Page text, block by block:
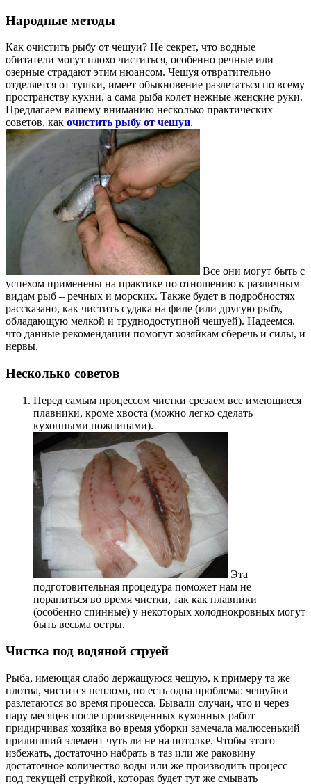
Народные методы
Как очистить рыбу от чешуи? Не секрет, что водные
обитатели могут плохо чиститься, особенно речные или
озерные страдают этим нюансом. Чешуя отвратительно
отделяется от тушки, имеет обыкновение разлетаться по всему
пространству кухни, а сама рыба колет нежные женские руки.
Предлагаем вашему вниманию несколько практических
советов, как очистить рыбу от чешуи.
Все они могут быть с
успехом применены на практике по отношению к различным
видам рыб – речных и морских. Также будет в подробностях
рассказано, как чистить судака на филе (или другую рыбу,
обладающую мелкой и труднодоступной чешуей). Надеемся,
что данные рекомендации помогут хозяйкам сберечь и силы, и
нервы.
Несколько советов
Перед самым процессом чистки срезаем все имеющиеся
плавники, кроме хвоста (можно легко сделать
кухонными ножницами).
Эта
подготовительная процедура поможет нам не
пораниться во время чистки, так как плавники
(особенно спинные) у некоторых холоднокровных могут
быть весьма остры.
Чистка под водяной струей
Рыба, имеющая слабо держащуюся чешую, к примеру та же
плотва, чистится неплохо, но есть одна проблема: чешуйки
разлетаются во время процесса. Бывали случаи, что и через
пару месяцев после произведенных кухонных работ
придирчивая хозяйка во время уборки замечала малюсенький
прилипший элемент чуть ли не на потолке. Чтобы этого
избежать, достаточно набрать в таз или же раковину
достаточное количество воды или же производить процесс
под текущей струйкой, которая будет тут же смывать